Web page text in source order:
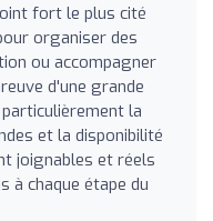
fort le plus cité
organiser des
ou accompagner
d'une grande
la
et la disponibilité
joignables et réels
à chaque étape du